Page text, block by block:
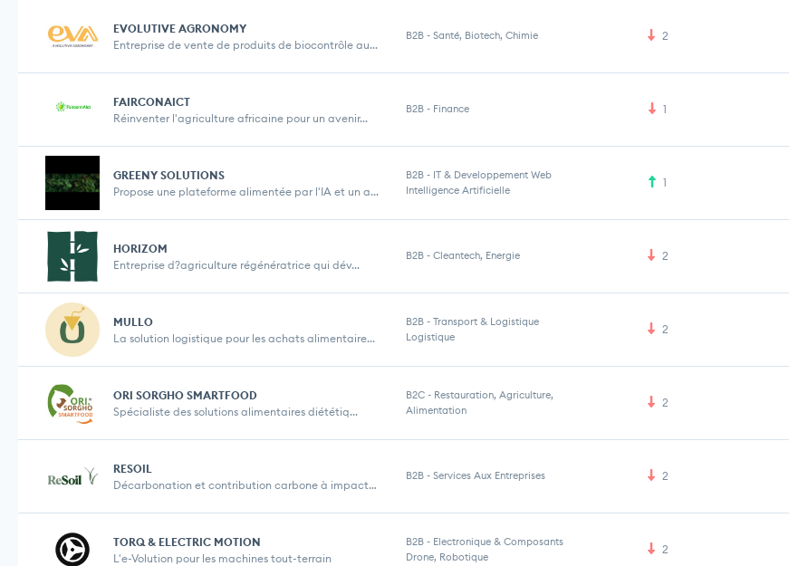
EVOLUTIVE AGRONOMY
Entreprise de vente de produits de biocontrôle au...
B2B - Santé, Biotech, Chimie 2
FAIRCONAICT
Réinventer l'agriculture africaine pour un avenir...
B2B - Finance 1
GREENY SOLUTIONS
Propose une plateforme alimentée par l'IA et un a...
B2B - IT & Developpement Web
Intelligence Artificielle
1
HORIZOM
Entreprise d?agriculture régénératrice qui dév...
B2B - Cleantech, Energie 2
MULLO
La solution logistique pour les achats alimentaire...
B2B - Transport & Logistique
Logistique
2
ORI SORGHO SMARTFOOD
Spécialiste des solutions alimentaires diététiq...
B2C - Restauration, Agriculture,
Alimentation
2
RESOIL
Décarbonation et contribution carbone à impact d...
B2B - Services Aux Entreprises 2
TORQ & ELECTRIC MOTION
L'e-Volution pour les machines tout-terrain
B2B - Electronique & Composants
Drone, Robotique
2